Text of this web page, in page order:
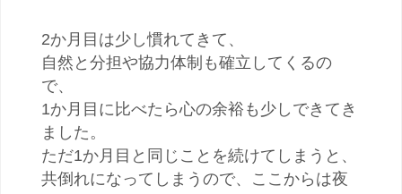
2か月目は少し慣れてきて、
自然と分担や協力体制も確立してくるの
で、
1か月目に比べたら心の余裕も少しできてき
ました。
ただ1か月目と同じことを続けてしまうと、
共倒れになってしまうので、ここからは夜